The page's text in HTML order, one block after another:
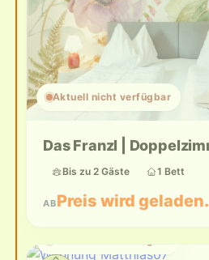
Aktuell nicht verfügbar
Das Franzl |
Bis zu 2 Gäste 1 Bett
ABPreis wird